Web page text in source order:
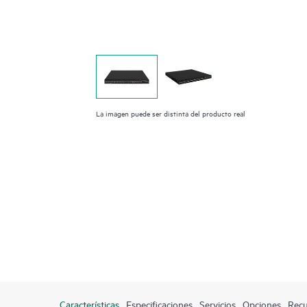
La imagen puede ser distinta del producto real
Características Especificaciones Servicios Opciones